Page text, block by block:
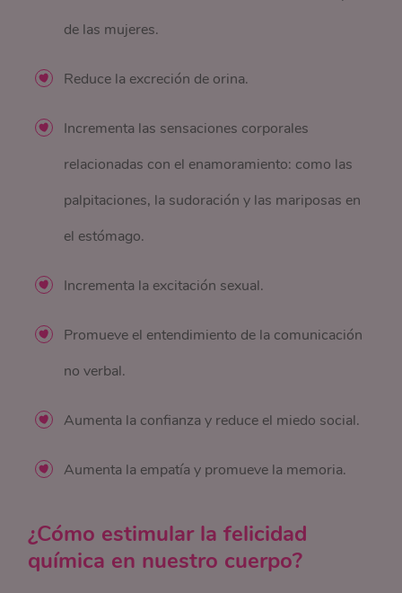
de las mujeres.
Reduce la excreción de orina.
Incrementa las sensaciones corporales
relacionadas con el enamoramiento: como las
palpitaciones, la sudoración y las mariposas en
el estómago.
Incrementa la excitación sexual.
Promueve el entendimiento de la comunicación
no verbal.
Aumenta la confianza y reduce el miedo social.
Aumenta la empatía y promueve la memoria.
¿Cómo estimular la felicidad
química en nuestro cuerpo?